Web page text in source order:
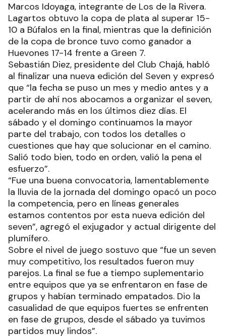
Marcos Idoyaga, integrante de Los de la Rivera.
Lagartos obtuvo la copa de plata al superar 15-
10 a Búfalos en la final, mientras que la definición
de la copa de bronce tuvo como ganador a
Huevones 17-14 frente a Green 7.
Sebastián Diez, presidente del Club Chajá, habló
al finalizar una nueva edición del Seven y expresó
que “la fecha se puso un mes y medio antes y a
partir de ahí nos abocamos a organizar el seven,
acelerando más en los últimos diez días. El
sábado y el domingo continuamos la mayor
parte del trabajo, con todos los detalles o
cuestiones que hay que solucionar en el camino.
Salió todo bien, todo en orden, valió la pena el
esfuerzo”.
“Fue una buena convocatoria, lamentablemente
la lluvia de la jornada del domingo opacó un poco
la competencia, pero en líneas generales
estamos contentos por esta nueva edición del
seven”, agregó el exjugador y actual dirigente del
plumífero.
Sobre el nivel de juego sostuvo que “fue un seven
muy competitivo, los resultados fueron muy
parejos. La final se fue a tiempo suplementario
entre equipos que ya se enfrentaron en fase de
grupos y habían terminado empatados. Dio la
casualidad de que equipos fuertes se enfrenten
en fase de grupos, desde el sábado ya tuvimos
partidos muy lindos”.